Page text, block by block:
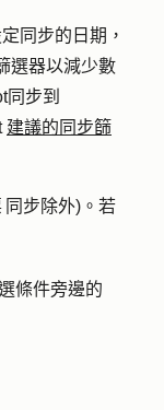
同步的日期，
選器以減少數
同步到
建議的同步篩
同步除外)。若
條件旁邊的